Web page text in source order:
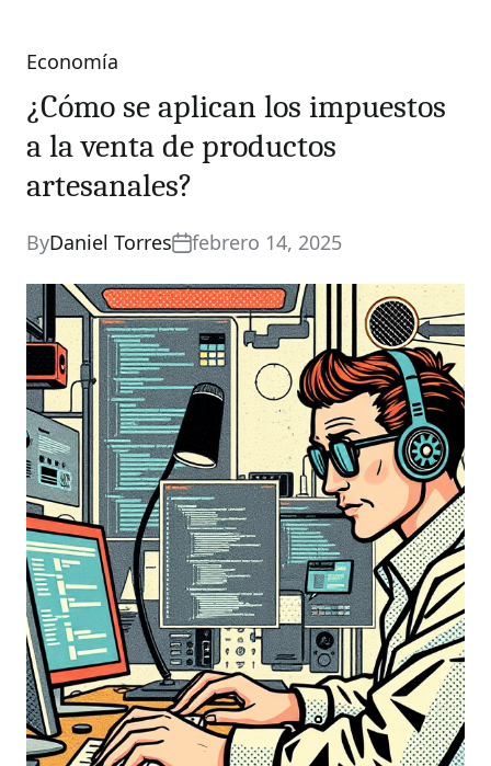
Categories
Economía
¿Cómo se aplican los impuestos
a la venta de productos
artesanales?
ByDaniel Torres febrero 14, 2025